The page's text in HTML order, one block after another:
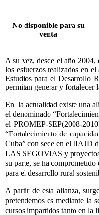
No disponible para su
venta
A su vez, desde el año
los esfuerzos realizados en
Estudios para el Desarrollo
permitan generar y fortalecer
En la actualidad existe una
el denominado
el PROMEP-SEP(2008-
“Fortalecimiento de
Cuba” con sede en el IIAJD
LAS SEGOVIAS y
su parte, se ha
para el desarrollo rural
A partir de esta alianza,
pretendemos es mediante la
cursos impartidos tanto en la